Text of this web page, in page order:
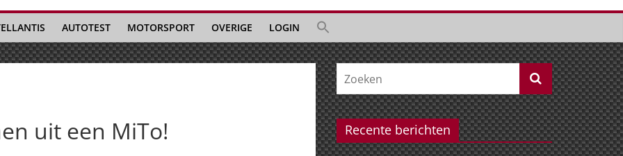
AUTOTEST MOTORSPORT OVERIGE LOGIN
uit een MiTo! Recente berichten